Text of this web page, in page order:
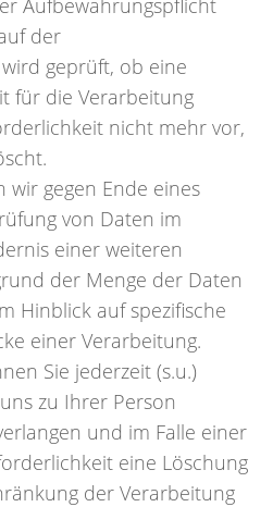
Aufbewahrungspflicht
der
geprüft, ob eine
für die Verarbeitung
nicht mehr vor,
gegen Ende eines
von Daten im
einer weiteren
der Menge der Daten
Hinblick auf spezifische
einer Verarbeitung.
Sie jederzeit (s.u.)
zu Ihrer Person
und im Falle einer
eine Löschung
der Verarbeitung